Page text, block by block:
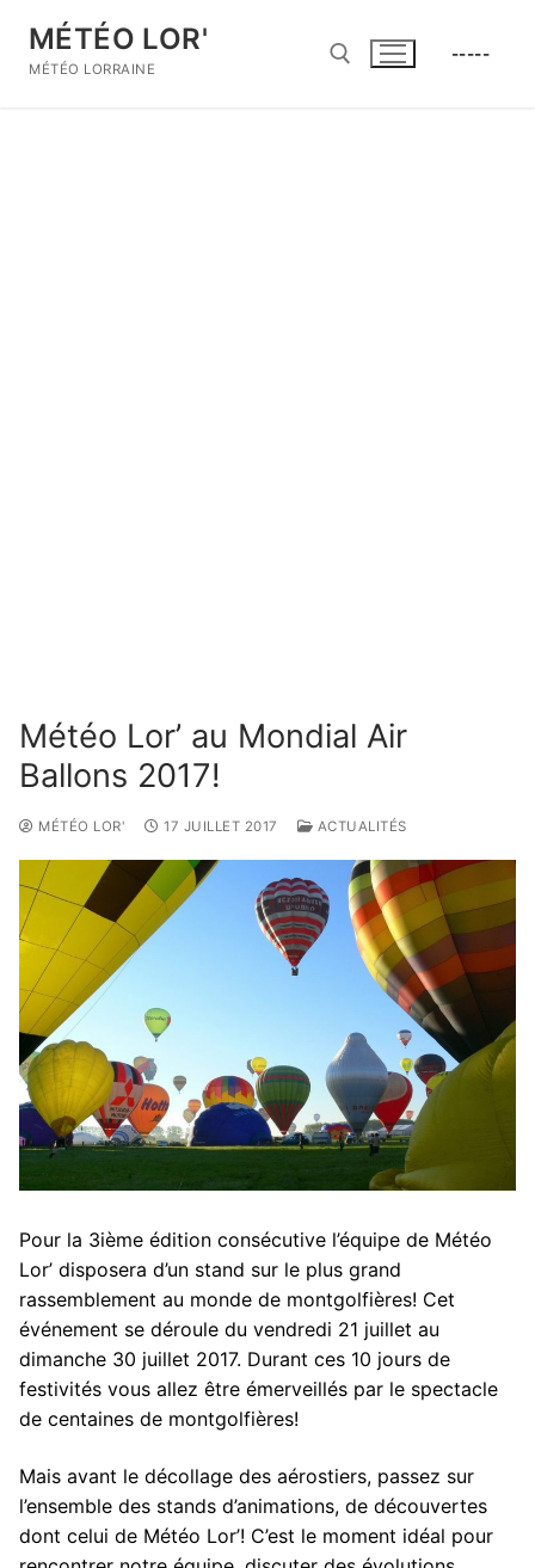
contenu
MÉTÉO LOR'
MÉTÉO LORRAINE
-----
Météo Lor’ au Mondial Air
Ballons 2017!
MÉTÉO LOR' 17 JUILLET 2017 ACTUALITÉS
Pour la 3ième édition consécutive l’équipe de Météo
Lor’ disposera d’un stand sur le plus grand
rassemblement au monde de montgolfières! Cet
événement se déroule du vendredi 21 juillet au
dimanche 30 juillet 2017. Durant ces 10 jours de
festivités vous allez être émerveillés par le spectacle
de centaines de montgolfières!
Mais avant le décollage des aérostiers, passez sur
l’ensemble des stands d’animations, de découvertes
dont celui de Météo Lor’! C’est le moment idéal pour